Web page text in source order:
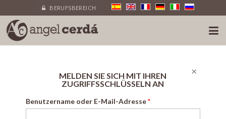
BERUFSBEREICH
MELDEN SIE SICH MIT IHREN
ZUGRIFFSSCHLÜSSELN AN
Benutzername oder E-Mail-Adresse*
×